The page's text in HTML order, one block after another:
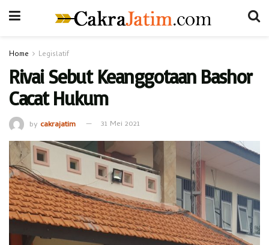
Home Legislatif
Rivai Sebut Keanggotaan Bashor
Cacat Hukum
by cakrajatim 31 Mei 2021